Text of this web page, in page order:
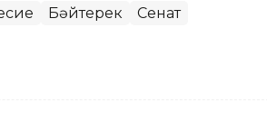
Бәйтерек Сенат